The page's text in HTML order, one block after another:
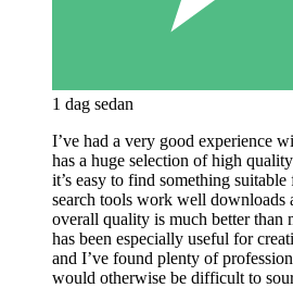
1 dag sedan
I’ve had a very good experience
has a huge selection of high
it’s easy to find something
search tools work well downloads
overall quality is much better than
has been especially useful for
and I’ve found plenty of
would otherwise be difficult to